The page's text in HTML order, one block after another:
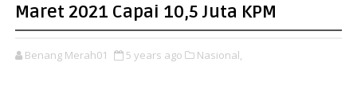
Maret 2021 Capai 10,5 Juta KPM
Benang Merah01 5 years ago Nasional,